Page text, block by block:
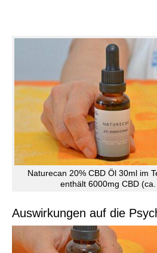
Naturecan 20% CBD Öl 30ml im
enthält 6000mg CBD
Auswirkungen auf die